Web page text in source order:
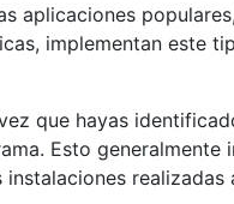
aplicaciones
implementan este
que hayas
Esto